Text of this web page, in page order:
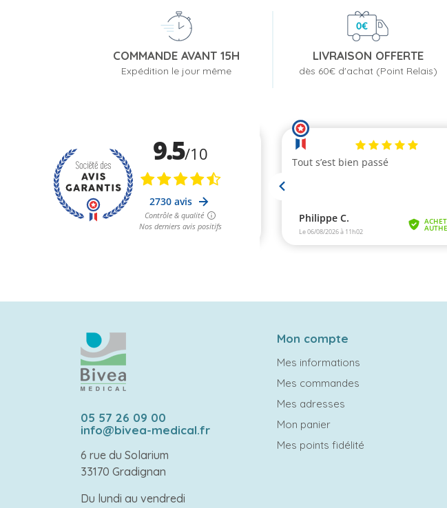
COMMANDE AVANT 15H
Expédition le jour même
LIVRAISON OFFERTE
dès 60€ d'achat (Point Relais)
05 57 26 09 00
info@bivea-medical.fr
6 rue du Solarium
33170 Gradignan
Du lundi au vendredi
Mon compte
Mes informations
Mes commandes
Mes adresses
Mon panier
Mes points fidélité